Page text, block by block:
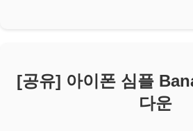
[공유] 아이폰 심플
다운